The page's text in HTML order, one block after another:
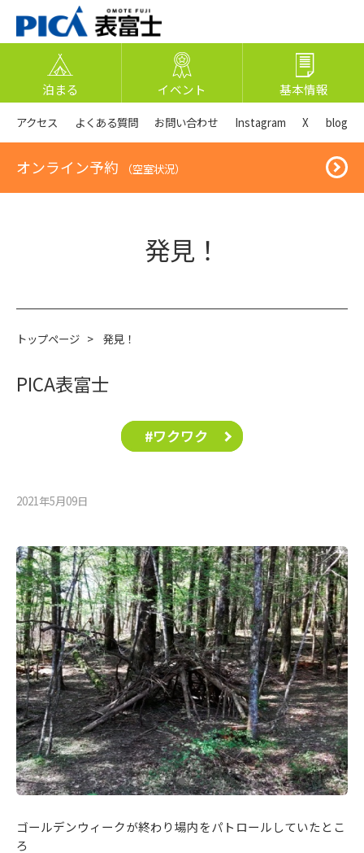
泊まる イベント 基本情報
アクセス よくある質問 お問い合わせ Instagram X blog
オンライン予約 （空室状況）
発見！
トップページ > 発見！
PICA表富士
#ワクワク
2021年5月09⽇
ゴールデンウィークが終わり場内をパトロールしていたとこ
ろ